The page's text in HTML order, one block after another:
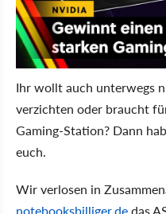
Ihr wollt auch unterwegs
verzichten oder braucht
Gaming-Station? Dann
euch.
Wir verlosen in
notebooksbilliger.dedas